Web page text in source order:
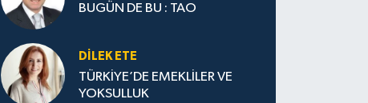
BUGÜN DE BU : TAO
DILEK ETE
TÜRKİYE’DE EMEKLİLER VE
YOKSULLUK